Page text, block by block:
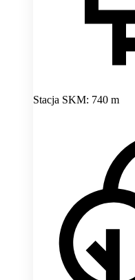
Stacja SKM: 740 m